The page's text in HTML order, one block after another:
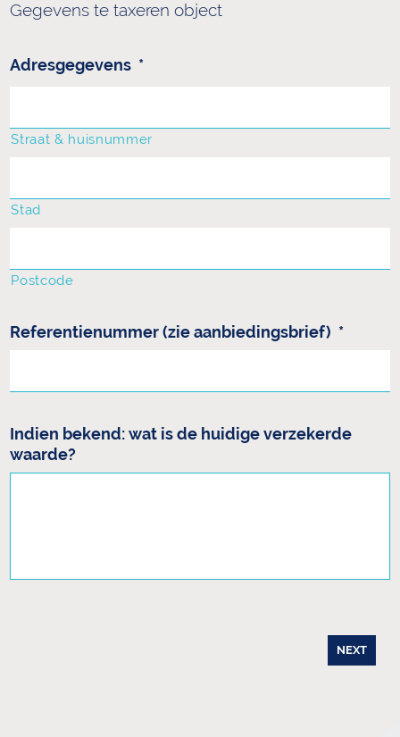
Gegevens te taxeren object
Adresgegevens *
Straat & huisnummer
Stad
Postcode
Referentienummer (zie aanbiedingsbrief) *
Indien bekend: wat is de huidige verzekerde
waarde?